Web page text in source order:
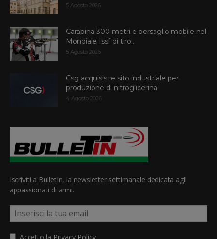
5 Agosto 2026
Carabina 300 metri e bersaglio mobile nel
Mondiale Issf di tiro...
5 Agosto 2026
Csg acquisisce sito industriale per
produzione di nitroglicerina
4 Agosto 2026
Iscriviti a BulletIn, la newsletter settimanale dedicata agli
appassionati di armi.
Accetto la Privacy Policy